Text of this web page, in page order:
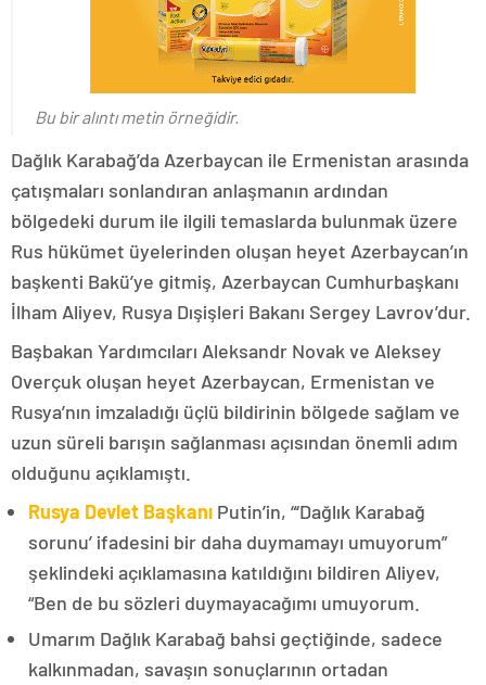
Bu bir alıntı metin örneğidir.
Dağlık Karabağ’da Azerbaycan ile Ermenistan arasında
çatışmaları sonlandıran anlaşmanın ardından
bölgedeki durum ile ilgili temaslarda bulunmak üzere
Rus hükümet üyelerinden oluşan heyet Azerbaycan’ın
başkenti Bakü’ye gitmiş, Azerbaycan Cumhurbaşkanı
İlham Aliyev, Rusya Dışişleri Bakanı Sergey Lavrov’dur.
Başbakan Yardımcıları Aleksandr Novak ve Aleksey
Overçuk oluşan heyet Azerbaycan, Ermenistan ve
Rusya’nın imzaladığı üçlü bildirinin bölgede sağlam ve
uzun süreli barışın sağlanması açısından önemli adım
olduğunu açıklamıştı.
Rusya Devlet Başkanı Putin’in, “‘Dağlık Karabağ
sorunu’ ifadesini bir daha duymamayı umuyorum”
şeklindeki açıklamasına katıldığını bildiren Aliyev,
“Ben de bu sözleri duymayacağımı umuyorum.
Umarım Dağlık Karabağ bahsi geçtiğinde, sadece
kalkınmadan, savaşın sonuçlarının ortadan